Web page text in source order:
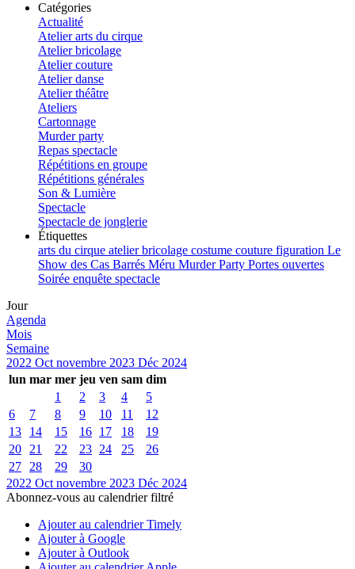
Catégories
Actualité
Atelier arts du cirque
Atelier bricolage
Atelier couture
Atelier danse
Atelier théâtre
Ateliers
Cartonnage
Murder party
Repas spectacle
Répétitions en groupe
Répétitions générales
Son & Lumière
Spectacle
Spectacle de jonglerie
Étiquettes
arts du cirque atelierbricolage costume couture figuration Le
Show des Cas Barrés Méru Murder Party Portes ouvertes
Soirée enquête spectacle
Jour
Agenda
Mois
Semaine
2022 Oct novembre 2023 Déc 2024
lun mar mer jeu ven sam dim
1
2 3 4
5
6
7 8 9 10 11
12
13
14 15 16 17 18
19
20
21 22 23 24 25
26
27
28 29
30
2022 Oct novembre 2023 Déc 2024
Abonnez-vous au calendrier filtré
Ajouter au calendrier Timely
Ajouter à Google
Ajouter à Outlook